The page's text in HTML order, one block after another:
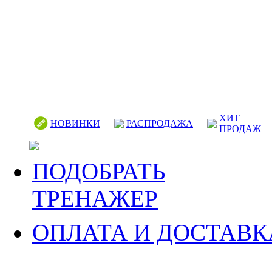
НОВИНКИ РАСПРОДАЖА
ХИТ
ПРОДАЖ
ПОДОБРАТЬ
ТРЕНАЖЕР
ОПЛАТА И